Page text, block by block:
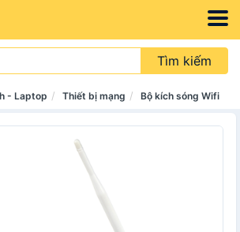
Tìm kiếm
- Laptop Thiết bị mạng Bộ kích sóng Wifi